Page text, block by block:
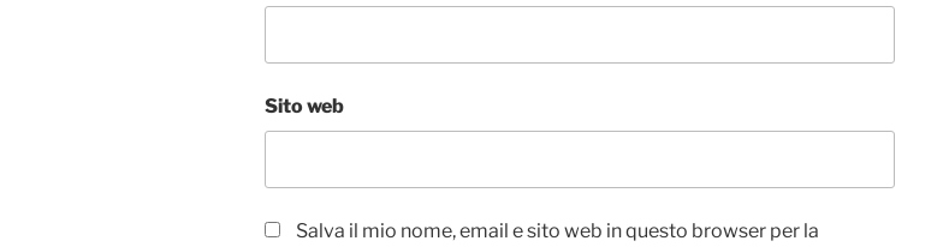
Sito web
Salva il mio nome, email e sito web in questo browser per la